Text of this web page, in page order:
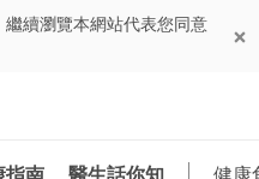
續瀏覽本網站代表您同意
指南 醫生話你知 健康